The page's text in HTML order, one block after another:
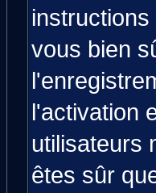
vous bien
l'activation
utilisateurs
êtes sûr